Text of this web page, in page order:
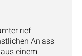
rief
Anlass
einem